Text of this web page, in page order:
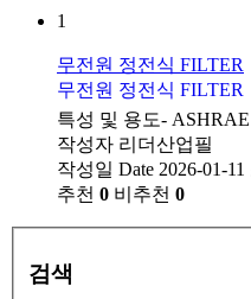
1
무전원 정전식 FILTER
무전원 정전식 FILTER
특성 및 용도-
작성자 리더산업필
작성일 Date 2026-01-11
추천 0 비추천 0
검색